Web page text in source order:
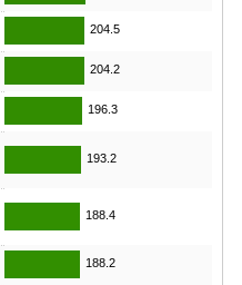
204.5
204.2
196.3
193.2
188.4
188.2